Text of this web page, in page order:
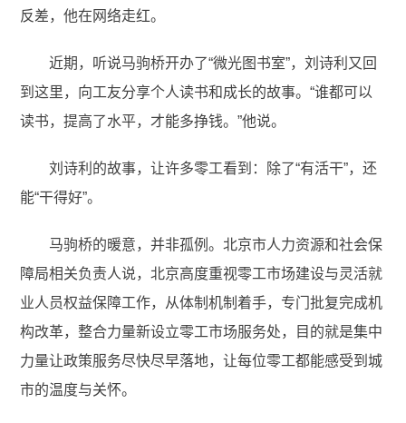
反差，他在网络走红。
近期，听说马驹桥开办了“微光图书室”，刘诗利又回
到这里，向工友分享个人读书和成长的故事。“谁都可以
读书，提高了水平，才能多挣钱。”他说。
刘诗利的故事，让许多零工看到：除了“有活干”，还
能“干得好”。
马驹桥的暖意，并非孤例。北京市人力资源和社会保
障局相关负责人说，北京高度重视零工市场建设与灵活就
业人员权益保障工作，从体制机制着手，专门批复完成机
构改革，整合力量新设立零工市场服务处，目的就是集中
力量让政策服务尽快尽早落地，让每位零工都能感受到城
市的温度与关怀。